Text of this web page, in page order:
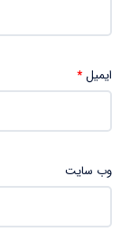
ایمیل*
وب‌ سایت